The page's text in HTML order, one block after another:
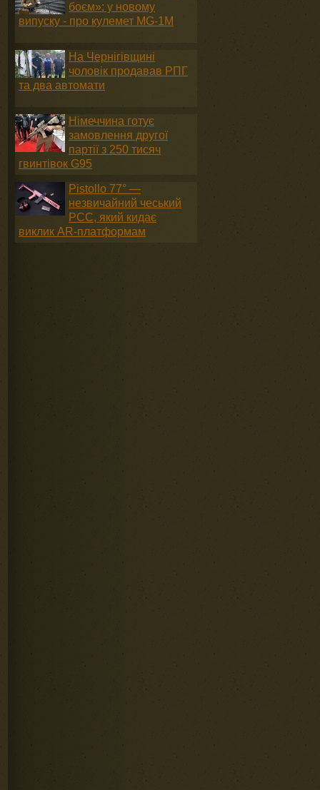
боєм»: у новому
випуску - про кулемет MG-1М
На Чернігівщині
чоловік продавав РПГ
та два автомати
Німеччина готує
замовлення другої
партії з 250 тисяч
гвинтівок G95
Pistollo 77° —
незвичайний чеський
PCC, який кидає
виклик AR-платформам